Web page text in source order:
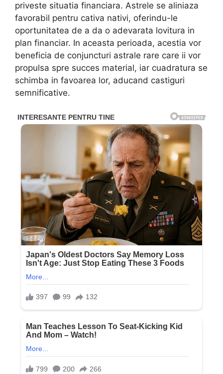
priveste situatia financiara. Astrele se aliniaza
favorabil pentru cativa nativi, oferindu-le
oportunitatea de a da o adevarata lovitura in
plan financiar. In aceasta perioada, acestia vor
beneficia de conjuncturi astrale rare care ii vor
propulsa spre succes material, iar cuadratura se
schimba in favoarea lor, aducand castiguri
semnificative.